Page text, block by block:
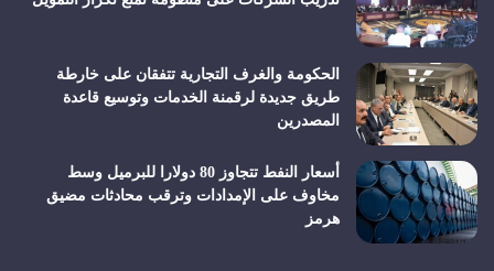
الحكومة والغرف التجارية تتفقان على خارطة
طريق جديدة لرقمنة الخدمات وتوسيع قاعدة
المصدرين
أسعار النفط تتجاوز 80 دولارا للبرميل وسط
مخاوف على الإمدادات وترقب محادثات مضيق
هرمز